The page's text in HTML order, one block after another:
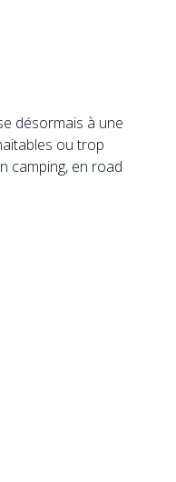
désormais à une
ou trop
camping, en road